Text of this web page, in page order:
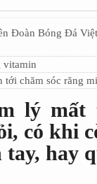
Đoàn Bóng Đá
vitamin
chăm sóc răng
lý mất
có khi
hay